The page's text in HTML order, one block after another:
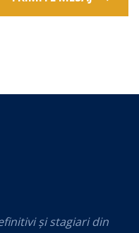
și stagiari din